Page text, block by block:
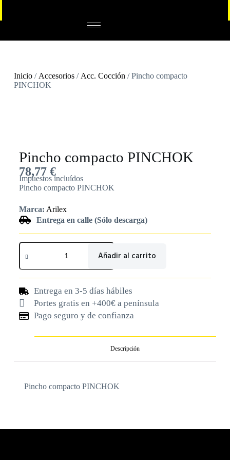
Inicio/ Accesorios/ Acc. Cocción / Pincho compacto
PINCHOK
Pincho compacto PINCHOK
78,77 €
Impuestos incluídos
Pincho compacto PINCHOK
Marca: Arilex
Entrega en calle (Sólo descarga)
Añadir al carrito
Entrega en 3-5 días hábiles
Portes gratis en +400€ a península
Pago seguro y de confianza
Descripción
Pincho compacto PINCHOK